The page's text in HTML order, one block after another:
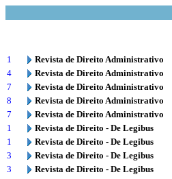
1
Revista de Direito Administrativo
4
Revista de Direito Administrativo
7
Revista de Direito Administrativo
8
Revista de Direito Administrativo
7
Revista de Direito Administrativo
1
Revista de Direito - De Legibus
1
Revista de Direito - De Legibus
3
Revista de Direito - De Legibus
3
Revista de Direito - De Legibus